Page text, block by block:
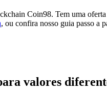
Coin98. Tem uma
, ou confira nosso guia passo a
valores